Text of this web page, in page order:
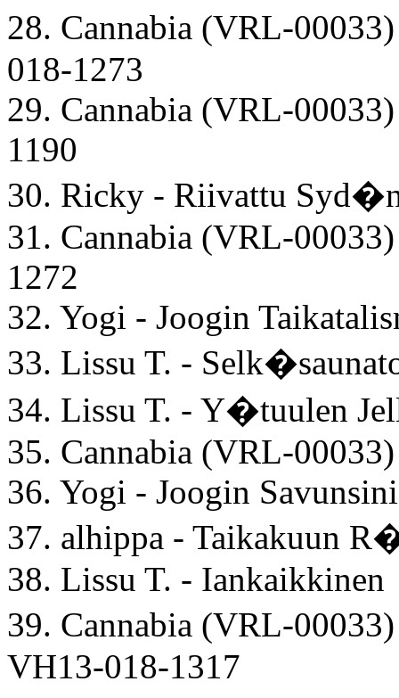
28. Cannabia (VRL-
018-1273
29. Cannabia (VRL-
1190
30. Ricky - Riivattu
31. Cannabia (VRL-
1272
32. Yogi - Joogin
33. Lissu T. -
34. Lissu T. - Y�tuulen
35. Cannabia (VRL-
36. Yogi - Joogin Savunsini
37. alhippa - Taikakuun
38. Lissu T. - Iankaikkinen
39. Cannabia (VRL-
VH13-018-1317